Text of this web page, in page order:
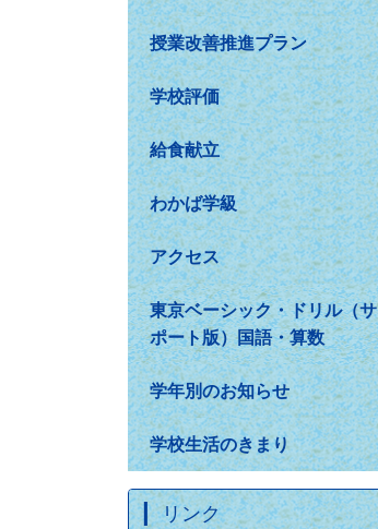
授業改善推進プラン
学校評価
給食献立
わかば学級
アクセス
東京ベーシック・ドリル（サ
ポート版）国語・算数
学年別のお知らせ
学校生活のきまり
リンク